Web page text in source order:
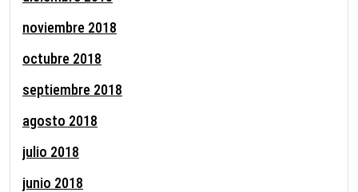
noviembre 2018
octubre 2018
septiembre 2018
agosto 2018
julio 2018
junio 2018